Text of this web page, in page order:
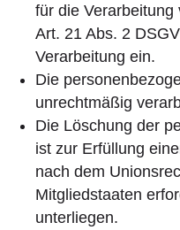
für die
Art. 21 Abs. 2
Verarbeitung ein.
Die
unrechtmäßig
Die Löschung der
ist zur Erfüllung
nach dem
Mitgliedstaaten
unterliegen.